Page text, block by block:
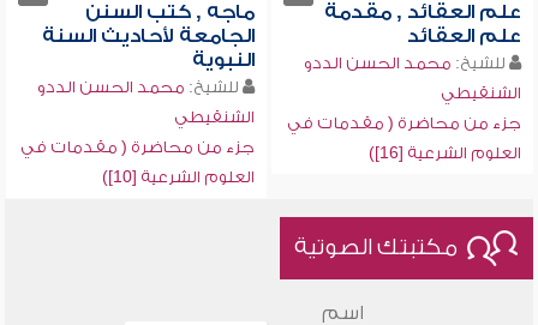
علم العقائد , مقدمة
علم العقائد
للشيخ: محمد الحسن الددو
الشنقيطي
جزء من محاضرة ( مقدمات في
العلوم الشرعية [16])
ماجه , كتب السنن
الجامعة لأحاديث السنة
النبوية
للشيخ: محمد الحسن الددو
الشنقيطي
جزء من محاضرة ( مقدمات في
العلوم الشرعية [10])
مكتبتك الصوتية
اسم